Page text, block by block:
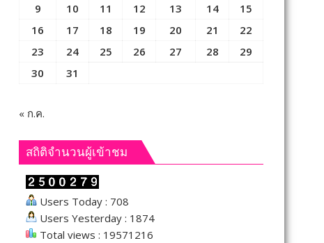
9
10 11 12 13 14
15
16
17 18 19 20 21
22
23
24 25 26 27 28
29
30
31
« ก.ค.
สถิติจำนวนผู้เข้าชม
Users Today : 708
Users Yesterday : 1874
Total views : 19571216